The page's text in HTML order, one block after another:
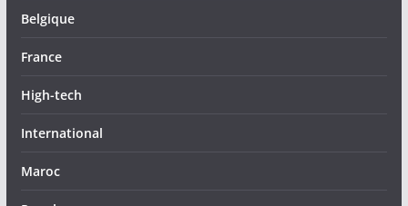
Belgique
France
High-tech
International
Maroc